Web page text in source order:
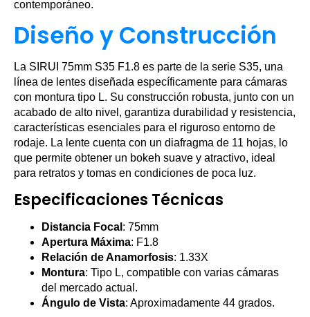
contemporáneo.
Diseño y Construcción
La SIRUI 75mm S35 F1.8 es parte de la serie S35, una
línea de lentes diseñada específicamente para cámaras
con montura tipo L. Su construcción robusta, junto con un
acabado de alto nivel, garantiza durabilidad y resistencia,
características esenciales para el riguroso entorno de
rodaje. La lente cuenta con un diafragma de 11 hojas, lo
que permite obtener un bokeh suave y atractivo, ideal
para retratos y tomas en condiciones de poca luz.
Especificaciones Técnicas
Distancia Focal : 75mm
Apertura Máxima: F1.8
Relación de Anamorfosis: 1.33X
Montura: Tipo L, compatible con varias cámaras
del mercado actual.
Ángulo de Vista: Aproximadamente 44 grados.